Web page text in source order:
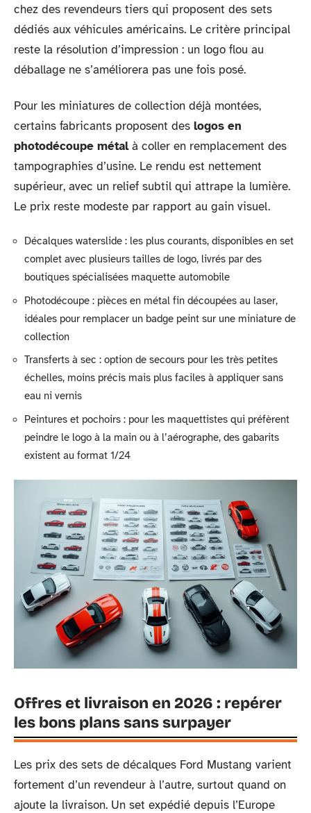
chez des revendeurs tiers qui proposent des sets
dédiés aux véhicules américains. Le critère principal
reste la résolution d’impression : un logo flou au
déballage ne s’améliorera pas une fois posé.
Pour les miniatures de collection déjà montées,
certains fabricants proposent des logos en
photodécoupe métalà coller en remplacement des
tampographies d’usine. Le rendu est nettement
supérieur, avec un relief subtil qui attrape la lumière.
Le prix reste modeste par rapport au gain visuel.
Décalques waterslide : les plus courants, disponibles en set
complet avec plusieurs tailles de logo, livrés par des
boutiques spécialisées maquette automobile
Photodécoupe : pièces en métal fin découpées au laser,
idéales pour remplacer un badge peint sur une miniature de
collection
Transferts à sec : option de secours pour les très petites
échelles, moins précis mais plus faciles à appliquer sans
eau ni vernis
Peintures et pochoirs : pour les maquettistes qui préfèrent
peindre le logo à la main ou à l’aérographe, des gabarits
existent au format 1/24
Offres et livraison en 2026 : repérer
les bons plans sans surpayer
Les prix des sets de décalques Ford Mustang varient
fortement d’un revendeur à l’autre, surtout quand on
ajoute la livraison. Un set expédié depuis l’Europe